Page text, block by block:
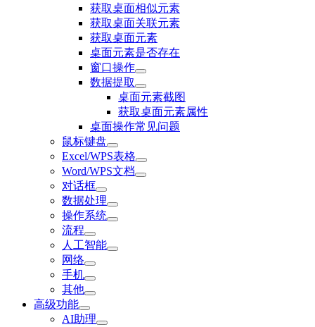
获取桌面相似元素
获取桌面关联元素
获取桌面元素
桌面元素是否存在
窗口操作
数据提取
桌面元素截图
获取桌面元素属性
桌面操作常见问题
鼠标键盘
Excel/WPS表格
Word/WPS文档
对话框
数据处理
操作系统
流程
人工智能
网络
手机
其他
高级功能
AI助理